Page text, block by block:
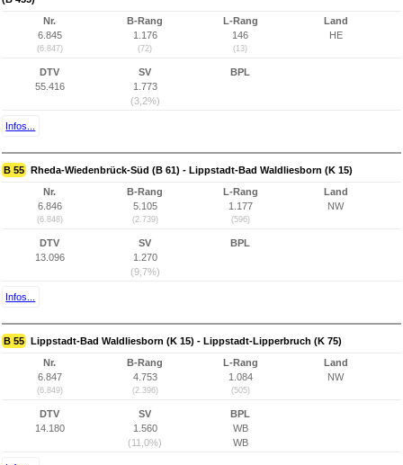
Nr.
6.845
(6.847)
B-Rang
1.176
(72)
L-Rang
146
(13)
Land
HE
DTV
55.416
SV
1.773
(3,2%)
BPL
Infos...
B 55 Rheda-Wiedenbrück-Süd (B 61) - Lippstadt-Bad Waldliesborn (K 15)
Nr.
6.846
(6.848)
B-Rang
5.105
(2.739)
L-Rang
1.177
(596)
Land
NW
DTV
13.096
SV
1.270
(9,7%)
BPL
Infos...
B 55 Lippstadt-Bad Waldliesborn (K 15) - Lippstadt-Lipperbruch (K 75)
Nr.
6.847
(6.849)
B-Rang
4.753
(2.396)
L-Rang
1.084
(505)
Land
NW
DTV
14.180
SV
1.560
(11,0%)
BPL
WB
WB